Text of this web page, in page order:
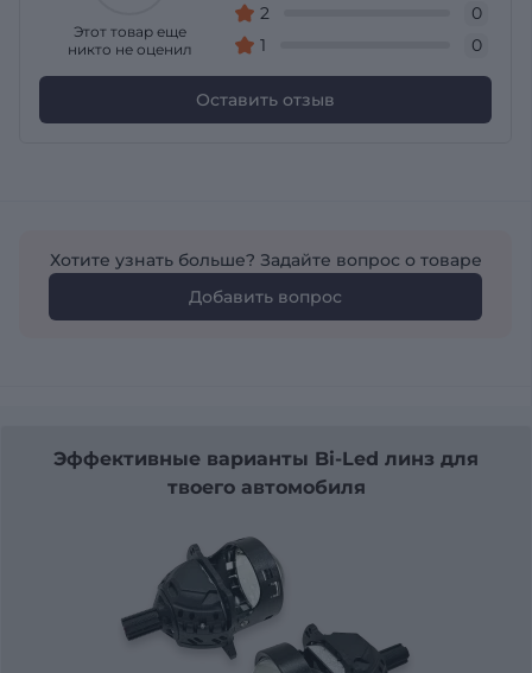
Этот товар еще
никто не оценил
2
0
1
0
Оставить отзыв
Хотите узнать больше? Задайте вопрос о товаре
Добавить вопрос
Эффективные варианты Bi-Led линз для
твоего автомобиля